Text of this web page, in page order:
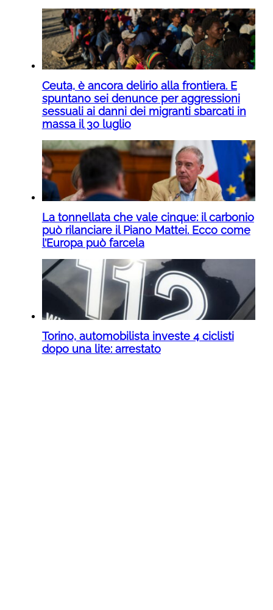
Ceuta, è ancora delirio alla frontiera. E
spuntano sei denunce per aggressioni
sessuali ai danni dei migranti sbarcati in
massa il 30 luglio
La tonnellata che vale cinque: il carbonio
può rilanciare il Piano Mattei. Ecco come
l’Europa può farcela
Torino, automobilista investe 4 ciclisti
dopo una lite: arrestato